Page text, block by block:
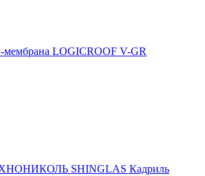
LOGICROOF V-GR
SHINGLAS Кадриль